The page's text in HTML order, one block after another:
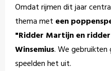
Omdat rijmen dit jaar
thema met een
"Ridder Martijn en
Winsemius. We
speelden het uit.